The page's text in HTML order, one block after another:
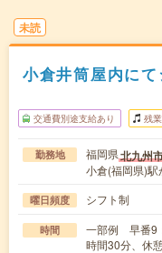
未読
小倉井筒屋内にて
交通費別途支給あり 残業
勤務地 福岡県北九州
小倉(福岡県)駅
曜日頻度 シフト制
時間
一部例 早番9
時間30分、休